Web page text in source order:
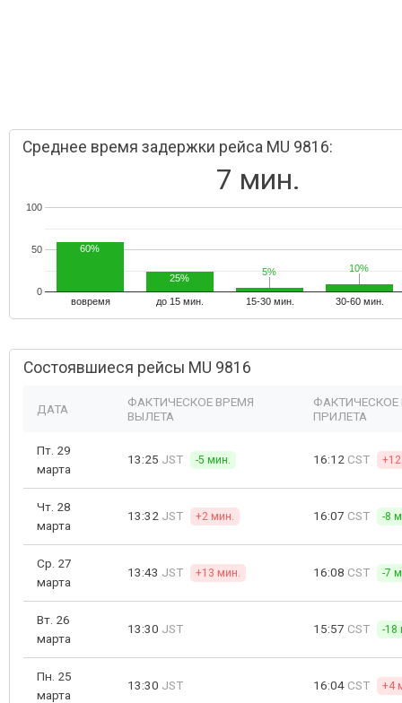
Среднее время задержки рейса MU 9816:
7 мин.
вовремя до 15 мин. 15-30 мин. 30-60 мин.
0
50
100
60%
25%
5%
5% 10%
10%
Состоявшиеся рейсы MU 9816
ДАТА
ФАКТИЧЕСКОЕ ВРЕМЯ
ВЫЛЕТА
ФАКТИЧЕСКОЕ
ПРИЛЕТА
Пт. 29
марта
13:25 JST -5 мин. 16:12 CST
Чт. 28
марта
13:32 JST +2 мин. 16:07 CST -8
Ср. 27
марта
13:43 JST +13 мин. 16:08 CST -7
Вт. 26
марта
13:30 JST 15:57 CST -18
Пн. 25
марта
13:30 JST 16:04 CST +4